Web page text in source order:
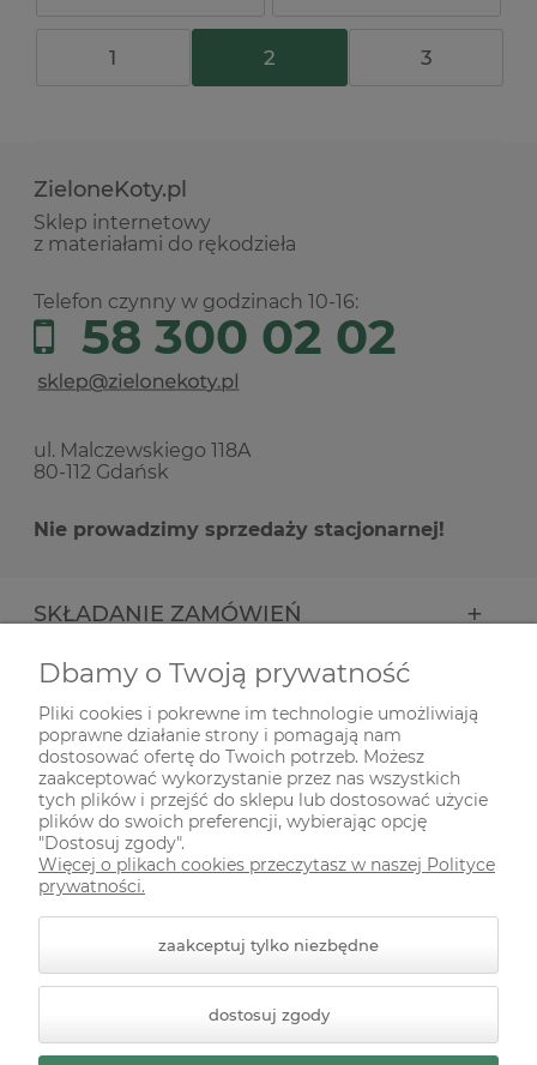
1 2 3
ZieloneKoty.pl
Sklep internetowy
z materiałami do rękodzieła
Telefon czynny w godzinach 10-16:
58 300 02 02
ul. Malczewskiego 118A
80-112 Gdańsk
Nie prowadzimy sprzedaży stacjonarnej!
SKŁADANIE ZAMÓWIEŃ
INFORMACJE
ODWIEDŹ NAS NA
Styl graficzny ShopGadget.pl
Sklep internetowy Shoper
Premium
Dbamy o Twoją prywatność
Pliki cookies i pokrewne im technologie umożliwiają
poprawne działanie strony i pomagają nam
dostosować ofertę do Twoich potrzeb. Możesz
zaakceptować wykorzystanie przez nas wszystkich
tych plików i przejść do sklepu lub dostosować użycie
plików do swoich preferencji, wybierając opcję
"Dostosuj zgody".
Więcej o plikach cookies przeczytasz w naszej Polityce
prywatności.
zaakceptuj tylko niezbędne
dostosuj zgody